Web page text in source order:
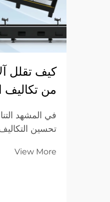
كيف تقلل
من تكاليف
في المشهد
تحسين
في السوق.
View More